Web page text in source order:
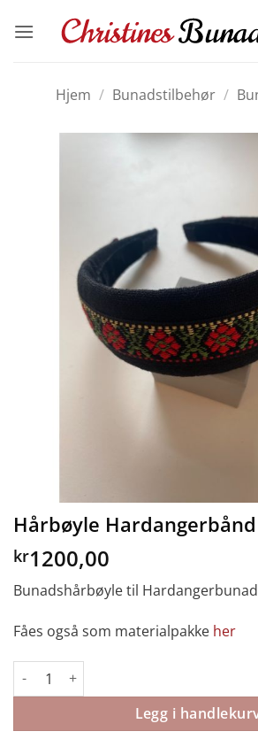
Hjem / Bunadstilbehør /
Hårbøyle
kr1200,00
Bunadshårbøyle til
Fåes også som materialpakke her
Hårbøyle Hardangerbånd 117 antall
Legg i